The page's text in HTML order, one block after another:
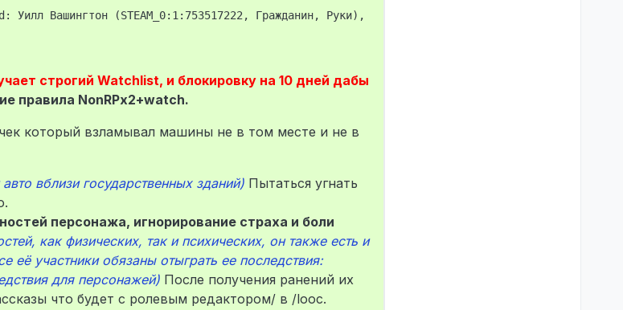
Вашингтон (STEAM_0:1:753517222, Гражданин, Руки), Disconnect by user.
строгий Watchlist, и блокировку на 10 дней дабы
правила NonRPx2+watch.
который взламывал машины не в том месте и не в
вблизи государственных зданий) Пытаться угнать
персонажа, игнорирование страха и боли
как физических, так и психических, он также есть и
её участники обязаны отыграть ее последствия:
для персонажей) После получения ранений их
что будет с ролевым редактором/ в /looc.